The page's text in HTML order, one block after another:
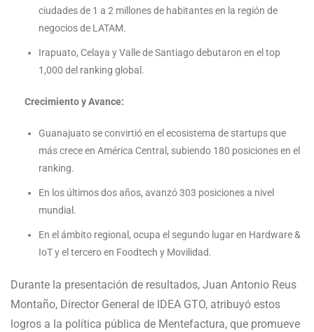
ciudades de 1 a 2 millones de habitantes en la región de
negocios de LATAM.
Irapuato, Celaya y Valle de Santiago debutaron en el top
1,000 del ranking global.
Crecimiento y Avance:
Guanajuato se convirtió en el ecosistema de startups que
más crece en América Central, subiendo 180 posiciones en el
ranking.
En los últimos dos años, avanzó 303 posiciones a nivel
mundial.
En el ámbito regional, ocupa el segundo lugar en Hardware &
IoT y el tercero en Foodtech y Movilidad.
Durante la presentación de resultados, Juan Antonio Reus
Montaño, Director General de IDEA GTO, atribuyó estos
logros a la política pública de Mentefactura, que promueve